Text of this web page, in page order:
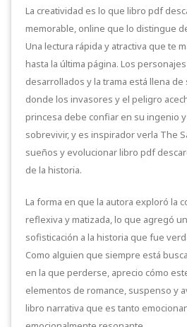
La creatividad es lo que libro pdf
memorable, online que lo distingue
Una lectura rápida y atractiva que te
hasta la última página. Los
desarrollados y la trama está llena
donde los invasores y el peligro
princesa debe confiar en su ingenio
sobrevivir, y es inspirador verla The
sueños y evolucionar libro pdf
de la historia.
La forma en que la autora exploró la
reflexiva y matizada, lo que agregó
sofisticación a la historia que fue
Como alguien que siempre está
en la que perderse, aprecio cómo
elementos de romance, suspenso y
libro narrativa que es tanto